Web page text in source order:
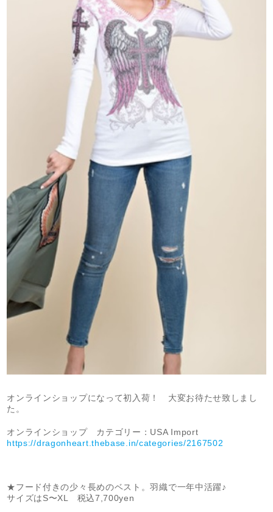
オンラインショップになって初入荷！ 大変お待たせ致しまし
た。
オンラインショップ カテゴリー：USA Import
https://dragonheart.thebase.in/categories/2167502
★フード付きの少々長めのベスト。羽織で一年中活躍♪
サイズはS〜XL 税込7,700yen